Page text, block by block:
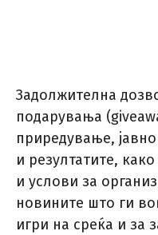
Задолжителна
подарувања
приредување,
и резултатите,
и услови за
новините што ги
игри на среќа и за